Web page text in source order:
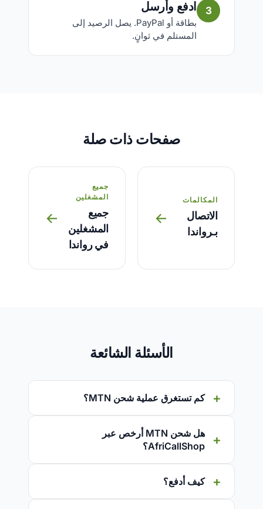
3 ادفع وأرسل
بطاقة أو PayPal. يصل الرصيد إلى
المستلم في ثوانٍ.
صفحات ذات صلة
المكالمات
الاتصال
بـرواندا
→
جميع
المشغلين
جميع
المشغلين
في رواندا
→
الأسئلة الشائعة
كم تستغرق عملية شحن MTN؟
هل شحن MTN أرخص عبر
AfriCallShop؟
كيف أدفع؟